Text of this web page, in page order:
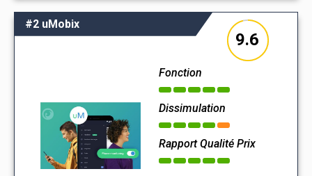
#2 uMobix
Fonction
Dissimulation
Rapport Qualité Prix
9.6